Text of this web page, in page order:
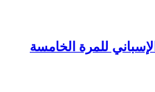
للمرة الخامسة